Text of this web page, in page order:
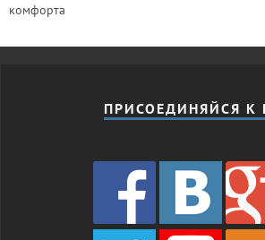
комфорта
ПРИСОЕДИНЯЙСЯ К